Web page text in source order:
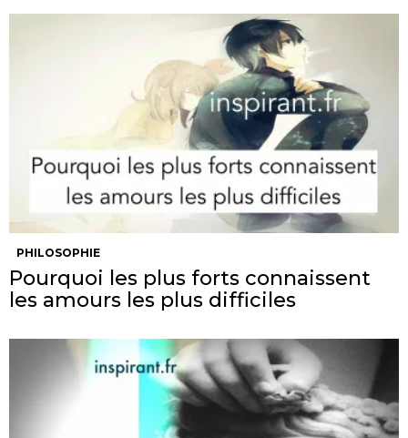
PHILOSOPHIE
Pourquoi les plus forts connaissent
les amours les plus difficiles